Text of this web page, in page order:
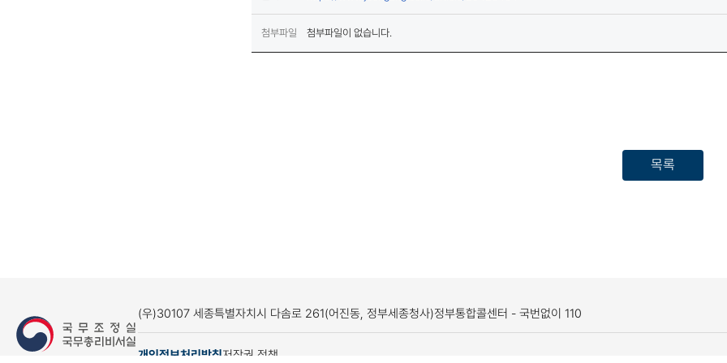
첨부파일 첨부파일이 없습니다.
목록
(우)30107 세종특별자치시 다솜로 261(어진동, 정부세종청사)정부통합콜센터 - 국번없이 110
개인정보처리방침저작권 정책